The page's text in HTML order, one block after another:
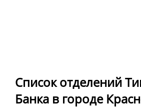
Список отделений
Банка в городе